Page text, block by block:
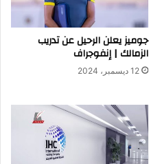
جوميز يعلن الرحيل عن تدريب
الزمالك | إنفوجراف
12 ديسمبر، 2024